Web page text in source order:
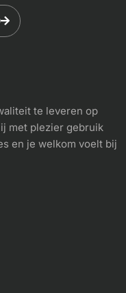
te leveren op
met plezier gebruik
en je welkom voelt bij